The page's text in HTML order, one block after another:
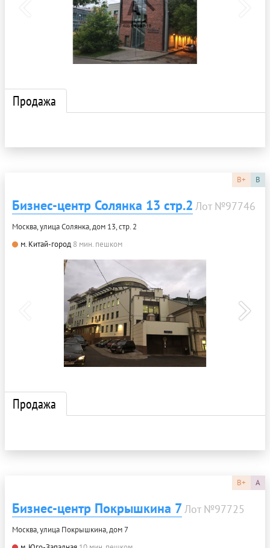
Продажа
B+ B
Бизнес-центр Солянка 13 стр.2 Лот №97746
Москва, улица Солянка, дом 13, стр. 2
м. Китай-город 8 мин. пешком
Продажа
B+ A
Бизнес-центр Покрышкина 7Лот №97725
Москва, улица Покрышкина, дом 7